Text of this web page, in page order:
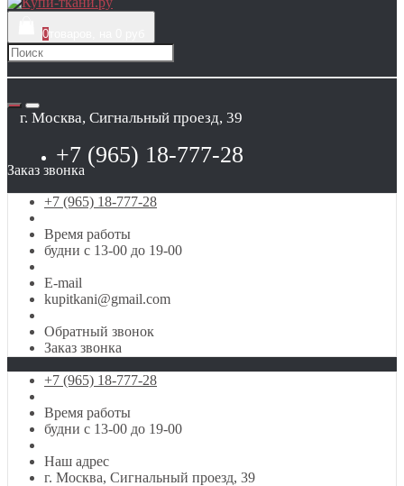
0
г. Москва, Сигнальный проезд, 39
+7 (965) 18-777-28
Заказ звонка
+7 (965) 18-777-28
Время работы
будни с 13-00 до 19-00
E-mail
kupitkani@gmail.com
Обратный звонок
Заказ звонка
+7 (965) 18-777-28
Время работы
будни с 13-00 до 19-00
Наш адрес
г. Москва, Сигнальный проезд, 39